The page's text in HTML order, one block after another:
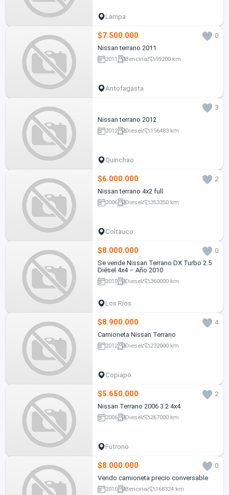
Lampa
$7.500.000
0
Nissan terrano 2011
2011 Bencina 99200 km
Antofagasta
3
Nissan terrano 2012
2012 Diesel 156483 km
Quinchao
$6.000.000
2
Nissan terrano 4x2 full
2006 Diesel 353350 km
Coltauco
$8.000.000
0
Se vende Nissan Terrano DX Turbo 2.5
Diésel 4x4 – Año 2010
2010 Diesel 360000 km
Los Ríos
$8.900.000
4
Camioneta Nissan Terrano
2012 Diesel 232000 km
Copiapó
$5.650.000
2
Nissan Terrano 2006 3.2 4x4
2006 Diesel 267000 km
Futrono
$8.000.000
0
Vendo camioneta precio conversable
2010 Bencina 168324 km